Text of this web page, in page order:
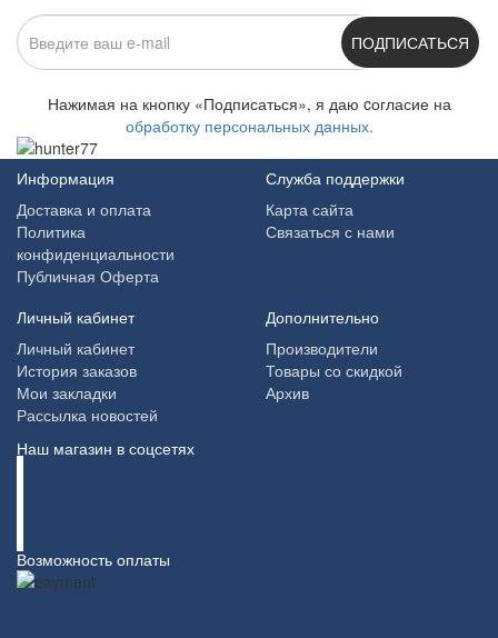
ПОДПИСАТЬСЯ
Нажимая на кнопку «Подписаться», я даю cогласие на
обработку персональных данных.
Информация
Доставка и оплата
Политика
конфиденциальности
Публичная Оферта
Служба поддержки
Карта сайта
Связаться с нами
Личный кабинет
Личный кабинет
История заказов
Мои закладки
Рассылка новостей
Дополнительно
Производители
Товары со скидкой
Архив
Наш магазин в соцсетях
Возможность оплаты